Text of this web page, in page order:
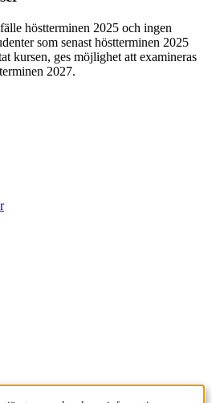
höstterminen 2025 och ingen
som senast höstterminen 2025
kursen, ges möjlighet att examineras
2027.